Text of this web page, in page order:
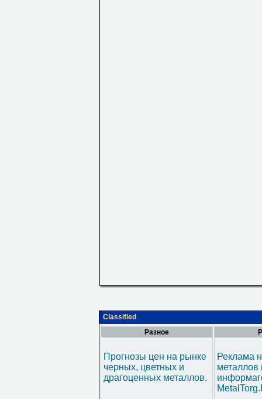
Classified
Разное
Прогнозы цен на рынке
черных, цветных и
драгоценных металлов.
Реклама
металлов